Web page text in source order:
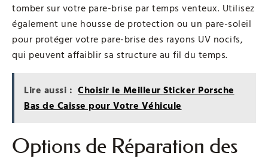
tomber sur votre pare-brise par temps venteux. Utilisez
également une housse de protection ou un pare-soleil
pour protéger votre pare-brise des rayons UV nocifs,
qui peuvent affaiblir sa structure au fil du temps.
Lire aussi : Choisir le Meilleur Sticker Porsche
Bas de Caisse pour Votre Véhicule
Options de Réparation des